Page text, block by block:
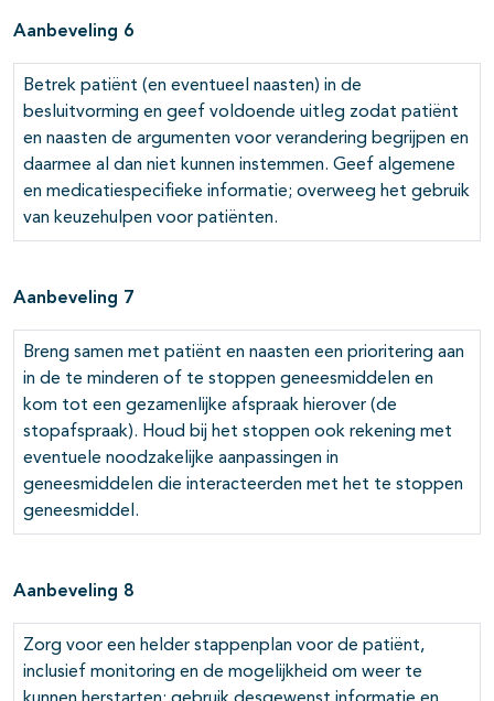
Aanbeveling 6
Betrek patiënt (en eventueel naasten) in de
besluitvorming en geef voldoende uitleg zodat patiënt
en naasten de argumenten voor verandering begrijpen en
daarmee al dan niet kunnen instemmen. Geef algemene
en medicatiespecifieke informatie; overweeg het gebruik
van keuzehulpen voor patiënten.
Aanbeveling 7
Breng samen met patiënt en naasten een prioritering aan
in de te minderen of te stoppen geneesmiddelen en
kom tot een gezamenlijke afspraak hierover (de
stopafspraak). Houd bij het stoppen ook rekening met
eventuele noodzakelijke aanpassingen in
geneesmiddelen die interacteerden met het te stoppen
geneesmiddel.
Aanbeveling 8
Zorg voor een helder stappenplan voor de patiënt,
inclusief monitoring en de mogelijkheid om weer te